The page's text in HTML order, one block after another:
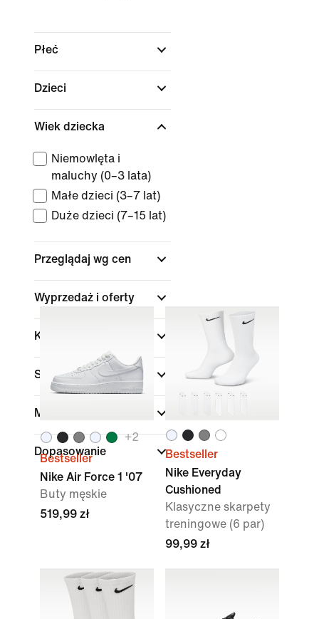
Płeć
Dzieci
Wiek dziecka
Niemowlęta i
maluchy (0–3 lata)
Małe dzieci (3–7 lat)
Duże dzieci (7–15 lat)
Przeglądaj wg cen
Wyprzedaż i oferty
Kolor
Sporty
Marka
Dopasowanie
+2
Bestseller
Nike Air Force 1 '07
Buty męskie
519,99 zł
Bestseller
Nike Everyday
Cushioned
Klasyczne skarpety
treningowe (6 par)
99,99 zł